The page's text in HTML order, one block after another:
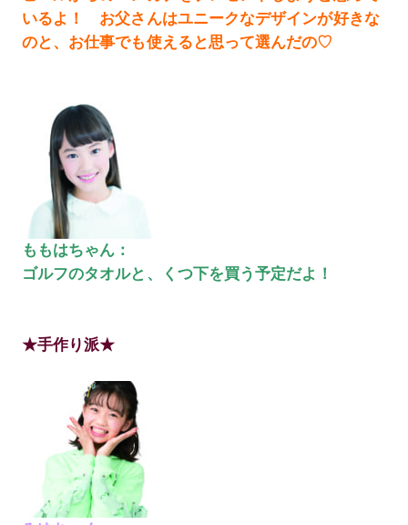
いるよ！ お父さんはユニークなデザインが好きな
のと、お仕事でも使えると思って選んだの♡
ももはちゃん：
ゴルフのタオルと、くつ下を買う予定だよ！
★手作り派★